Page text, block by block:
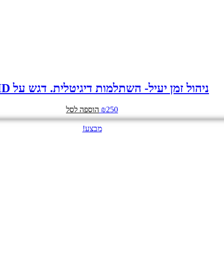
ניהול זמן יעיל- השתלמות דיגיטלית. דגש על ADHD
₪250 הוספה לסל
מבצע!